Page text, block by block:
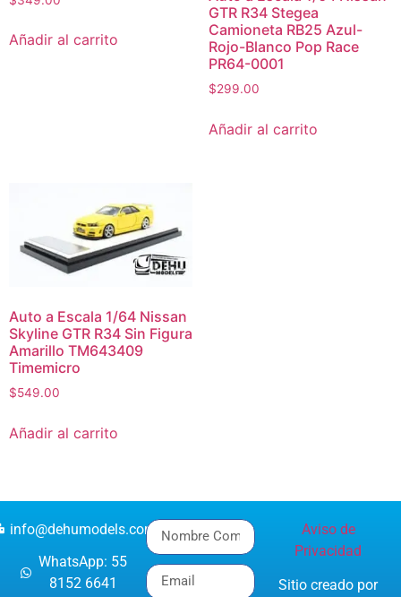
Añadir al carrito
GTR R34 Stegea
Camioneta RB25 Azul-
Rojo-Blanco Pop Race
PR64-0001
$299.00
Añadir al carrito
Auto a Escala 1/64 Nissan
Skyline GTR R34 Sin Figura
Amarillo TM643409
Timemicro
$549.00
Añadir al carrito
info@dehumodels.com
WhatsApp: 55
8152 6641
Aviso de
Privacidad
Sitio creado por